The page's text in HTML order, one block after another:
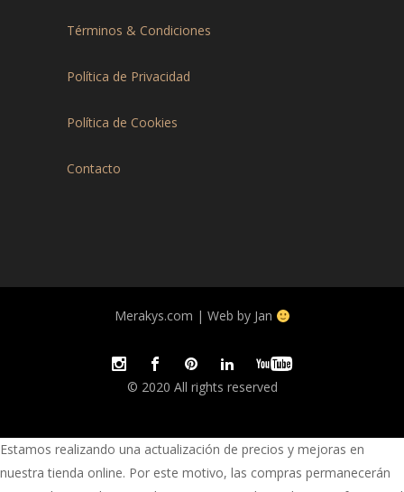
Términos & Condiciones
Política de Privacidad
Política de Cookies
Contacto
Merakys.com | Web by Jan
© 2020 All rights reserved
Estamos realizando una actualización de precios y mejoras en
nuestra tienda online. Por este motivo, las compras permanecerán